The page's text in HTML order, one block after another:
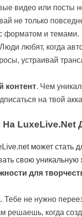
видео или посты
не только
форматом и темами.
любят, когда
устраивай
контент. Чем
на твой
LuxeLive.net
может стать
свою
для
. Тебе не нужно
решаешь, когда